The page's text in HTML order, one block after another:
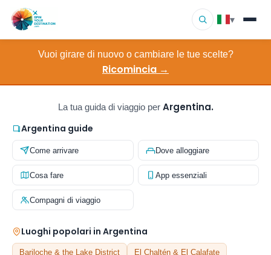
▾
Destinazioni
Come funziona
Chi siamo
Contatto
Vuoi girare di nuovo o cambiare le tue scelte?
Ricomincia →
La tua guida di viaggio per Argentina.
Argentina guide
Come arrivare Dove alloggiare
Cosa fare App essenziali
Compagni di viaggio
Luoghi popolari in Argentina
Bariloche & the Lake District El Chaltén & El Calafate